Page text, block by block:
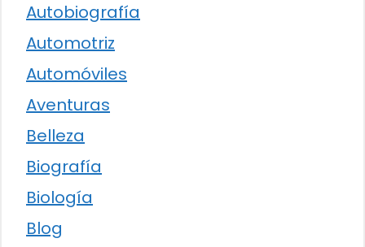
Autobiografía
Automotriz
Automóviles
Aventuras
Belleza
Biografía
Biología
Blog